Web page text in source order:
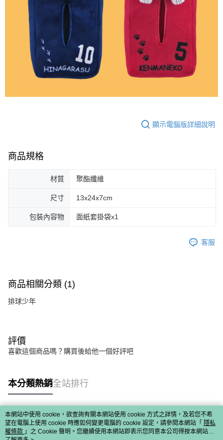
顯示電腦版詳細說明
商品規格
材質 聚酯纖維
尺寸 13x24x7cm
包裝內容物 面紙套掛袋x1
客服
商品相關分類 (1)
排球少年
評價
喜歡這個商品嗎？購買後給他一個好評吧
本分類熱銷全站排行
熱門標籤
本網站中使用 cookie，欲查詢有關本網站使用 cookie 方式之詳情，及若您不希
望在電腦上使用 cookie 時應如何變更電腦的 cookie 設定，請參閱本網站「 隱私
權條款 」之 Cookie 聲明。您繼續使用本網站即表示您同意本公司得按本網站使